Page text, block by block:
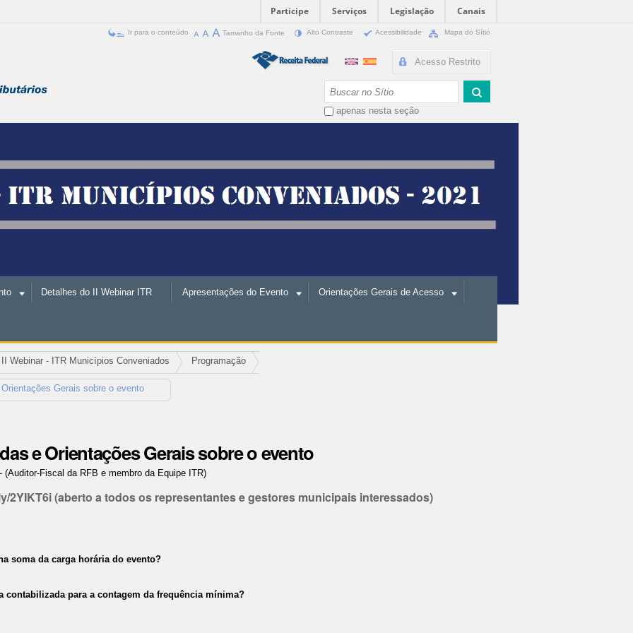
Participe Serviços Legislação
Canais
Ir para o conteúdo Tamanho da Fonte Alto Contraste Acessibilidade Mapa do Sítio
Acesso Restrito
apenas nesta seção
Detalhes do II Webinar ITR Apresentações do Evento Orientações Gerais de Acesso
II Webinar - ITR Municípios Conveniados Programação
Gerais sobre o evento
e Orientações Gerais sobre o evento
- (Auditor-Fiscal da RFB e membro da Equipe ITR)
2YIKT6i (aberto a todos os representantes e gestores municipais interessados)
soma da carga horária do evento?
contabilizada para a contagem da frequência mínima?